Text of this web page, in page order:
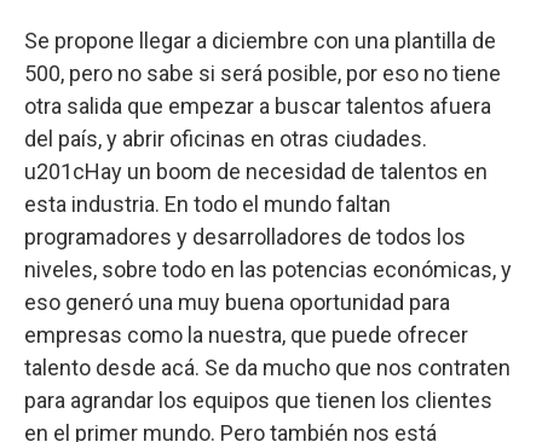
Se propone llegar a diciembre con una plantilla de
500, pero no sabe si será posible, por eso no tiene
otra salida que empezar a buscar talentos afuera
del país, y abrir oficinas en otras ciudades.
u201cHay un boom de necesidad de talentos en
esta industria. En todo el mundo faltan
programadores y desarrolladores de todos los
niveles, sobre todo en las potencias económicas, y
eso generó una muy buena oportunidad para
empresas como la nuestra, que puede ofrecer
talento desde acá. Se da mucho que nos contraten
para agrandar los equipos que tienen los clientes
en el primer mundo. Pero también nos está